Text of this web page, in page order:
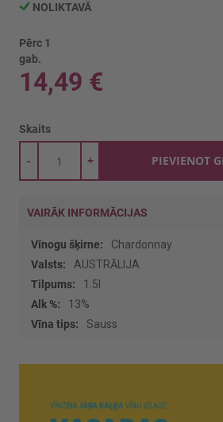
NOLIKTAVĀ
Pērc 1
gab.
14,49 €
Skaits
+
- PIEVIENOT
VAIRĀK INFORMĀCIJAS
Vairāk
informācijas
Chardonnay
AUSTRĀLIJA
1.5l
13%
Sauss